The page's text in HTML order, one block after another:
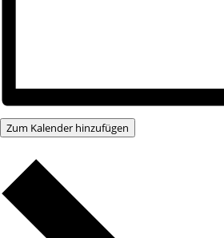
Zum Kalender hinzufügen